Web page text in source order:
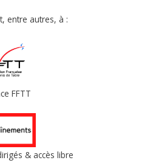
entre autres, à :
FFTT
& accès libre